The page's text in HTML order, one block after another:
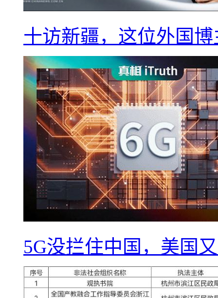
十访新疆，这位外国
5G没拦住中国，美国